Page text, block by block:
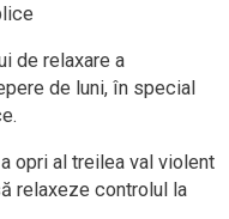
de relaxare a
de luni, în special
opri al treilea val violent
relaxeze controlul la